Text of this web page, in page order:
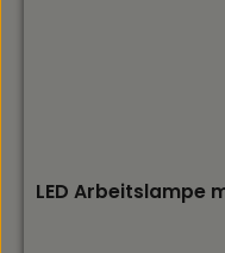
LED Arbeitslampe